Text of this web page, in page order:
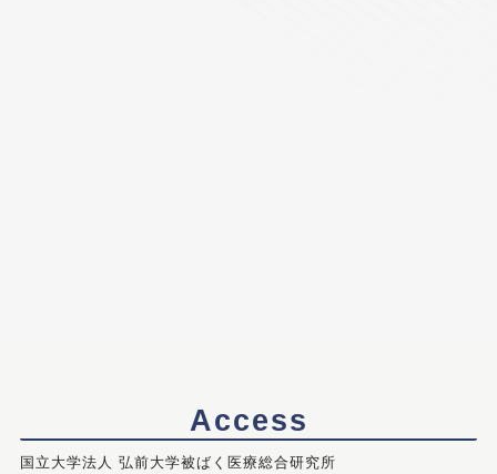
Access
国立大学法人 弘前大学被ばく医療総合研究所